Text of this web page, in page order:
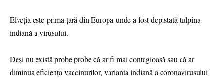
Elveția este prima țară din Europa unde a fost depistată tulpina
indiană a virusului.
Deși nu există probe probe că ar fi mai contagioasă sau că ar
diminua eficiența vaccinurilor, varianta indiană a coronavirusului